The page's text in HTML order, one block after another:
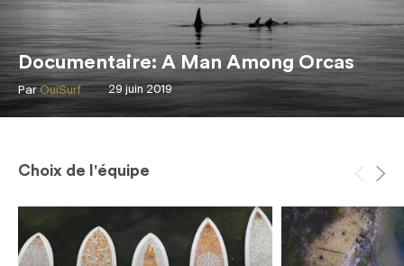
Documentaire: A Man Among Orcas
29 juin 2019
Par OuiSurf
Choix de l'équipe